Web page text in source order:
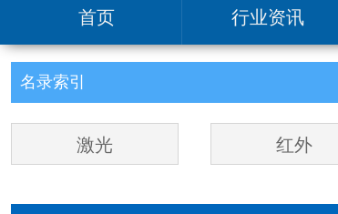
首页 行业资讯
名录索引
激光 红外